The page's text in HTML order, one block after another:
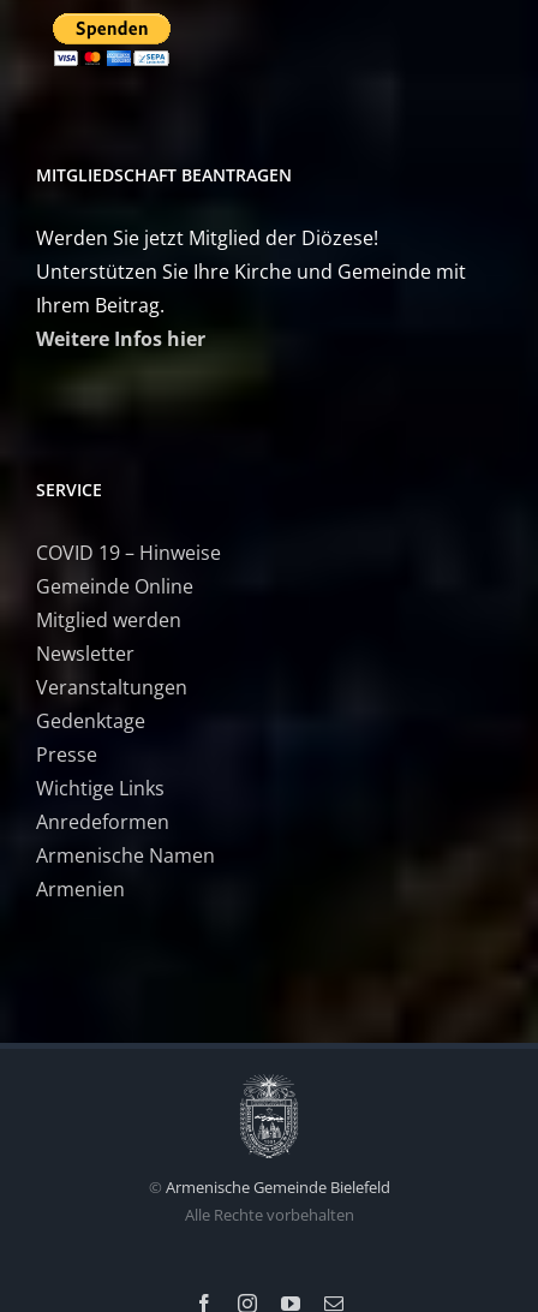
MITGLIEDSCHAFT BEANTRAGEN
Werden Sie jetzt Mitglied der Diözese!
Unterstützen Sie Ihre Kirche und Gemeinde mit
Ihrem Beitrag.
Weitere Infos hier
SERVICE
COVID 19 – Hinweise
Gemeinde Online
Mitglied werden
Newsletter
Veranstaltungen
Gedenktage
Presse
Wichtige Links
Anredeformen
Armenische Namen
Armenien
© Armenische Gemeinde Bielefeld
Alle Rechte vorbehalten
FacebookInstagramYouTubeEmail